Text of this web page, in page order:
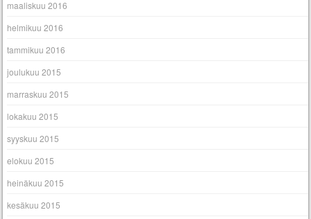
maaliskuu 2016
helmikuu 2016
tammikuu 2016
joulukuu 2015
marraskuu 2015
lokakuu 2015
syyskuu 2015
elokuu 2015
heinäkuu 2015
kesäkuu 2015